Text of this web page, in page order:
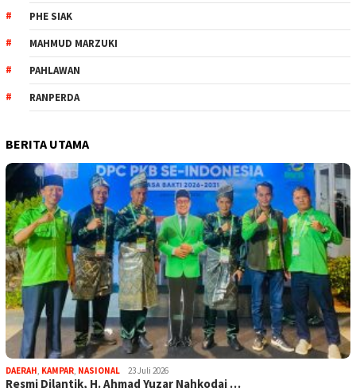
PHE SIAK
MAHMUD MARZUKI
PAHLAWAN
RANPERDA
BERITA UTAMA
DAERAH, KAMPAR, NASIONAL 23 Juli 2026
Resmi Dilantik, H. Ahmad Yuzar Nahkodai …